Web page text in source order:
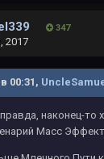
347
2017
00:31,
наконец-то
Масс